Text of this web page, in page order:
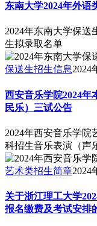
东南大学2024年外语
2024年东南大学保送
生拟录取名单
保送生招生信息2024
西安音乐学院2024年
民乐）三试公告
2024年西安音乐学院
科招生音乐表演（声
艺术类招生简章2024
关于浙江理工大学
报名缴费及考试安排